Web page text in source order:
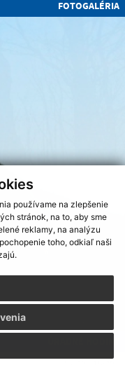
používame na zlepšenie
stránok, na to, aby sme
reklamy, na analýzu
toho, odkiaľ naši
FOTOGALÉRIA